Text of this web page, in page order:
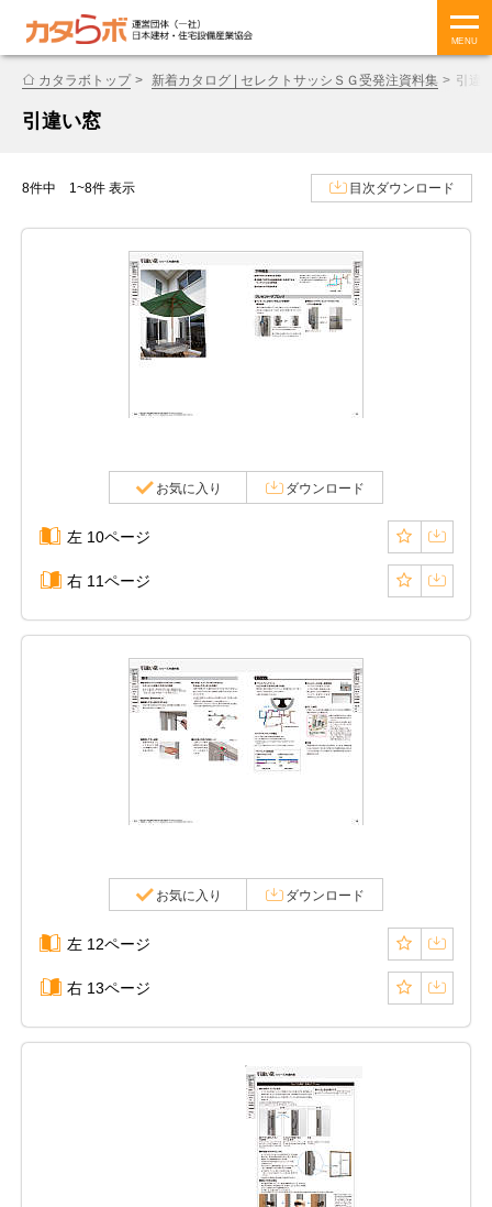
MENU
カタラボトップ 新着カタログ | セレクトサッシＳＧ受発注資料集 引違
引違い窓
8件中 1~8件 表示 目次ダウンロード
お気に入り ダウンロード
左 10ページ
右 11ページ
お気に入り ダウンロード
左 12ページ
右 13ページ